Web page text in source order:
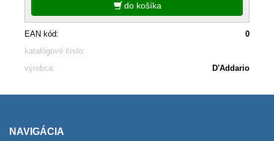
do košíka
EAN kód:
0
katalógové číslo:
výrobca:
D'Addario
NAVIGÁCIA